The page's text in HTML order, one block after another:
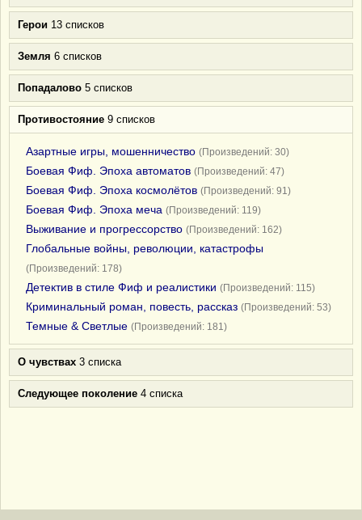
Герои 13 списков
Земля 6 списков
Попадалово 5 списков
Противостояние 9 списков
Азартные игры, мошенничество (Произведений: 30)
Боевая Фиф. Эпоха автоматов (Произведений: 47)
Боевая Фиф. Эпоха космолётов (Произведений: 91)
Боевая Фиф. Эпоха меча (Произведений: 119)
Выживание и прогрессорство (Произведений: 162)
Глобальные войны, революции, катастрофы
(Произведений: 178)
Детектив в стиле Фиф и реалистики (Произведений: 115)
Криминальный роман, повесть, рассказ (Произведений: 53)
Темные & Светлые (Произведений: 181)
О чувствах 3 списка
Следующее поколение 4 списка